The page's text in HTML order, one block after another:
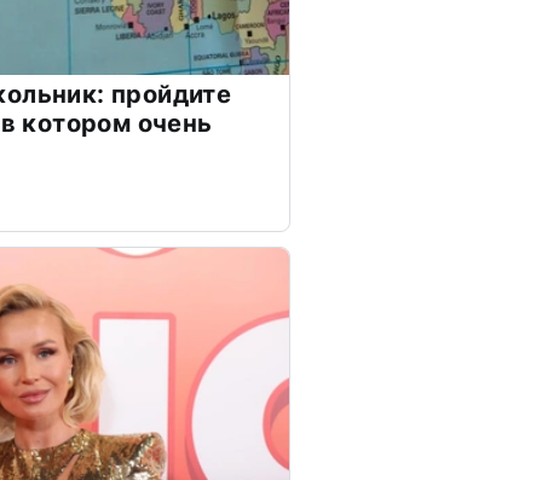
пройдите
котором очень